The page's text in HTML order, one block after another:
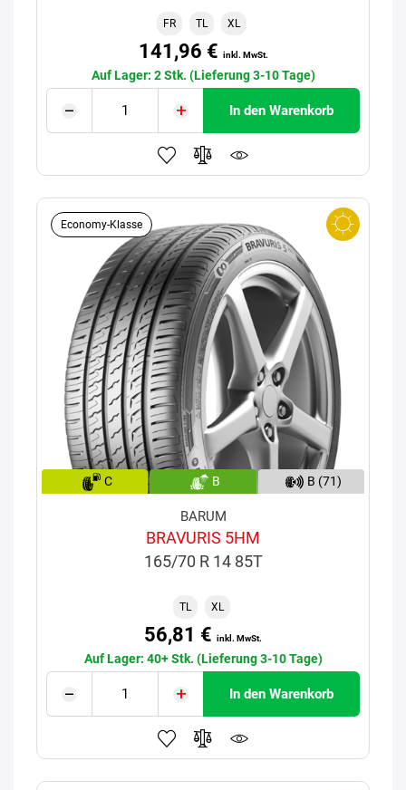
FR TL XL
141,96 € inkl. MwSt.
Auf Lager: 2 Stk. (Lieferung 3-10 Tage)
In den Warenkorb
Economy-Klasse
C B B (71)
BARUM
BRAVURIS 5HM
165/70 R 14 85T
TL XL
56,81 € inkl. MwSt.
Auf Lager: 40+ Stk. (Lieferung 3-10 Tage)
In den Warenkorb